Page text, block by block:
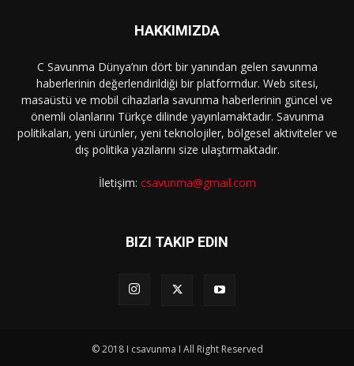
HAKKIMIZDA
C Savunma Dünya’nın dört bir yanından gelen savunma
haberlerinin değerlendirildiği bir platformdur. Web sitesi,
masaüstü ve mobil cihazlarla savunma haberlerinin güncel ve
önemli olanlarını Türkçe dilinde yayınlamaktadır. Savunma
politikaları, yeni ürünler, yeni teknolojiler, bölgesel aktiviteler ve
dış politika yazılarını size ulaştırmaktadır.
İletişim: csavunma@gmail.com
BIZI TAKIP EDIN
© 2018 I csavunma I All Right Reserved